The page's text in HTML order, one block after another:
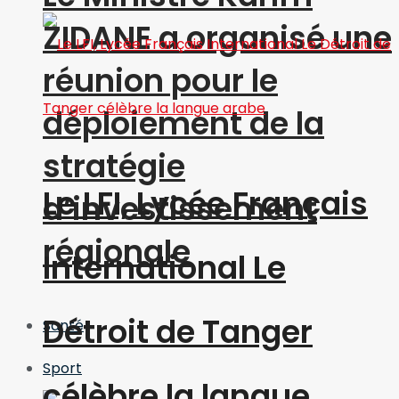
ZIDANE a organisé une
réunion pour le
déploiement de la
stratégie
d’investissement
régionale
Santé
Sport
Le LFI, Lycée Français
International Le
Détroit de Tanger